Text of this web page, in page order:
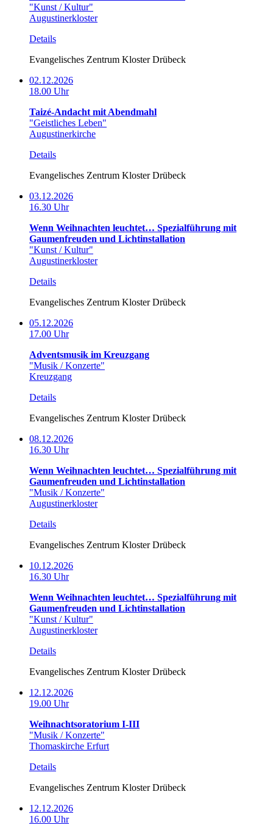
"Kunst / Kultur"
Augustinerkloster
Details
Evangelisches Zentrum Kloster Drübeck
02.12.2026
18.00 Uhr
Taizé-Andacht mit Abendmahl
"Geistliches Leben"
Augustinerkirche
Details
Evangelisches Zentrum Kloster Drübeck
03.12.2026
16.30 Uhr
Wenn Weihnachten leuchtet… Spezialführung mit
Gaumenfreuden und Lichtinstallation
"Kunst / Kultur"
Augustinerkloster
Details
Evangelisches Zentrum Kloster Drübeck
05.12.2026
17.00 Uhr
Adventsmusik im Kreuzgang
"Musik / Konzerte"
Kreuzgang
Details
Evangelisches Zentrum Kloster Drübeck
08.12.2026
16.30 Uhr
Wenn Weihnachten leuchtet… Spezialführung mit
Gaumenfreuden und Lichtinstallation
"Musik / Konzerte"
Augustinerkloster
Details
Evangelisches Zentrum Kloster Drübeck
10.12.2026
16.30 Uhr
Wenn Weihnachten leuchtet… Spezialführung mit
Gaumenfreuden und Lichtinstallation
"Kunst / Kultur"
Augustinerkloster
Details
Evangelisches Zentrum Kloster Drübeck
12.12.2026
19.00 Uhr
Weihnachtsoratorium I-III
"Musik / Konzerte"
Thomaskirche Erfurt
Details
Evangelisches Zentrum Kloster Drübeck
12.12.2026
16.00 Uhr